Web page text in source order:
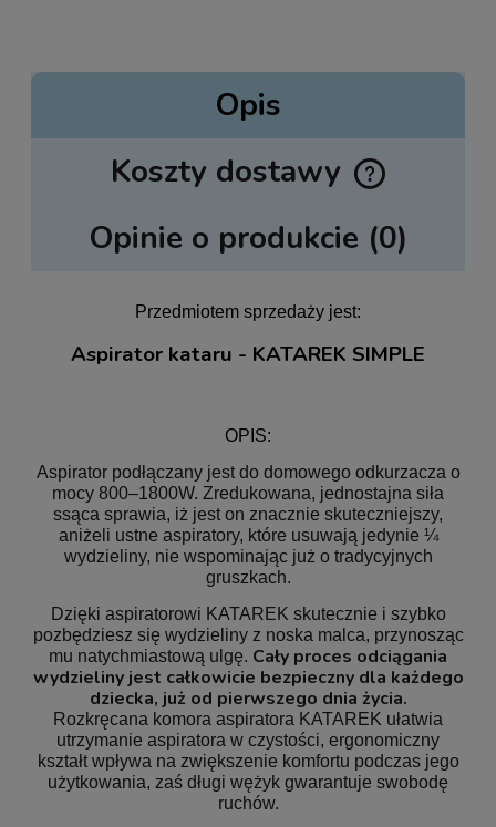
Opis
Koszty dostawy
Cena nie zawiera ewentualnych kosztów płatności
Opinie o produkcie (0)
Przedmiotem sprzedaży jest:
Aspirator kataru - KATAREK SIMPLE
OPIS:
Aspirator podłączany jest do domowego odkurzacza o
mocy 800–1800W. Zredukowana, jednostajna siła
ssąca sprawia, iż jest on znacznie skuteczniejszy,
aniżeli ustne aspiratory, które usuwają jedynie ¼
wydzieliny, nie wspominając już o tradycyjnych
gruszkach.
Dzięki aspiratorowi KATAREK skutecznie i szybko
pozbędziesz się wydzieliny z noska malca, przynosząc
mu natychmiastową ulgę. Cały proces odciągania
wydzieliny jest całkowicie bezpieczny dla każdego
dziecka, już od pierwszego dnia życia.
Rozkręcana komora aspiratora KATAREK ułatwia
utrzymanie aspiratora w czystości, ergonomiczny
kształt wpływa na zwiększenie komfortu podczas jego
użytkowania, zaś długi wężyk gwarantuje swobodę
ruchów.